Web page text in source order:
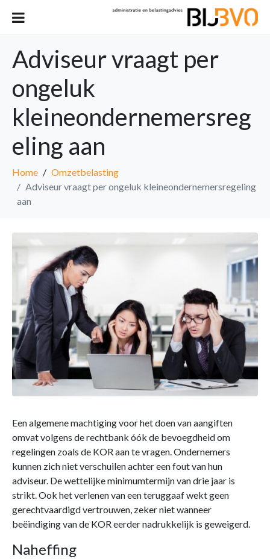
Adviseur vraagt per
ongeluk
kleineondernemersreg
eling aan
Home
Omzetbelasting
Adviseur vraagt per ongeluk kleineondernemersregeling
aan
Een algemene machtiging voor het doen van aangiften
omvat volgens de rechtbank óók de bevoegdheid om
regelingen zoals de KOR aan te vragen. Ondernemers
kunnen zich niet verschuilen achter een fout van hun
adviseur. De wettelijke minimumtermijn van drie jaar is
strikt. Ook het verlenen van een teruggaaf wekt geen
gerechtvaardigd vertrouwen, zeker niet wanneer
beëindiging van de KOR eerder nadrukkelijk is geweigerd.
Naheffing